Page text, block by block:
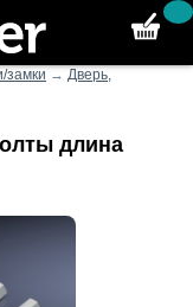
замки → Дверь,
длина